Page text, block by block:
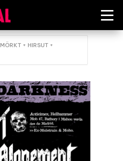
MÖRKT + HIRSUT +